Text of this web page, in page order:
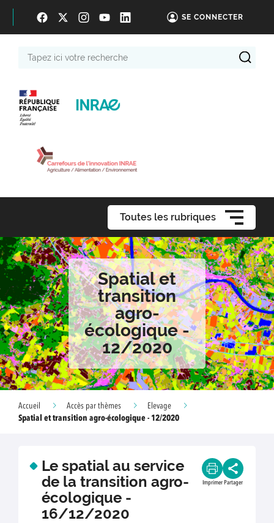
SE CONNECTER
Toutes les rubriques
Spatial et
transition
agro-
écologique -
12/2020
Accueil Accès par thèmes
Elevage
Spatial et transition agro-écologique - 12/2020
Le spatial au service
de la transition agro-
écologique -
16/12/2020
Imprimer Partager